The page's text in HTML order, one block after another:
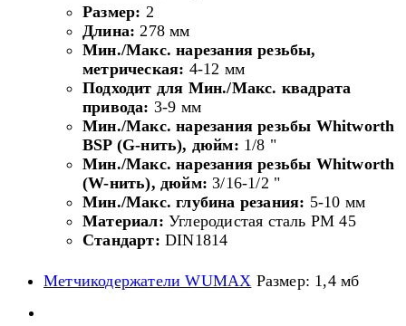
Размер: 2
Длина: 278 мм
Мин./Макс. нарезания резьбы,
метрическая: 4-12 мм
Подходит для Мин./Макс. квадрата
привода: 3-9 мм
Мин./Макс. нарезания резьбы Whitworth
BSP (G-нить), дюйм: 1/8 "
Мин./Макс. нарезания резьбы Whitworth
(W-нить), дюйм: 3/16-1/2 "
Мин./Макс. глубина резания: 5-10 мм
Материал: Углеродистая сталь PM 45
Стандарт: DIN1814
Метчикодержатели WUMAX Размер: 1,4 мб